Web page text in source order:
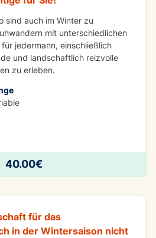
sind auch im Winter zu
mit unterschiedlichen
jedermann, einschließlich
und landschaftlich reizvolle
zu erleben.
40.00€
für das
in der Wintersaison nicht